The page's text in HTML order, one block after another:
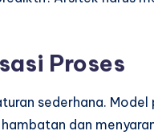
Proses
sederhana.
dan